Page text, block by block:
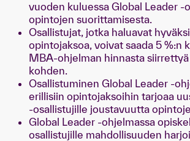
vuoden kuluessa Global Leader -
opintojen suorittamisesta.
Osallistujat, jotka haluavat
opintojaksoa, voivat saada 5 %:n
MBA-ohjelman hinnasta
kohden.
Osallistuminen Global Leader -
erillisiin opintojaksoihin tarjoaa
-osallistujille joustavuutta
Global Leader -ohjelmassa
osallistujille mahdollisuuden